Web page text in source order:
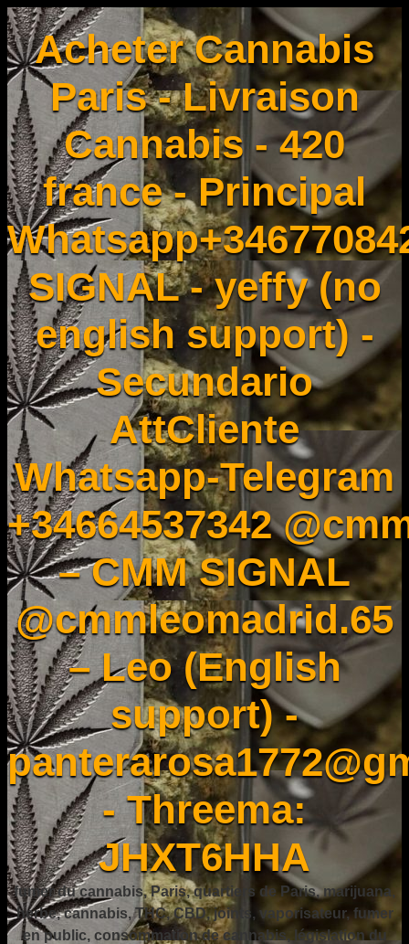
Acheter Cannabis
Paris - Livraison
Cannabis - 420
france - Principal
SIGNAL - yeffy (no
english support) -
Secundario
AttCliente
Whatsapp-Telegram
+34664537342
– CMM SIGNAL
@cmmleomadrid.65
– Leo (English
support) -
- Threema:
JHXT6HHA
fumer du cannabis, Paris, quartiers de Paris, marijuana,
herbe, cannabis, THC, CBD, joints, vaporisateur, fumer
en public, consommation de cannabis, législation du